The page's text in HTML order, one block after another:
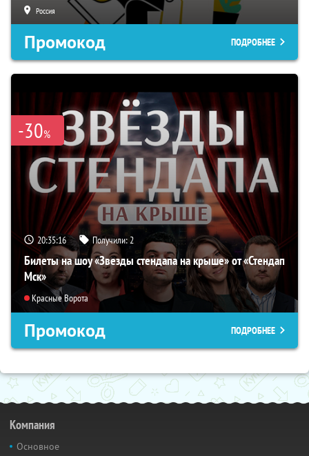
Россия
Промокод ПОДРОБНЕЕ
-30%
20:35:15 Получили:2
Билеты на шоу «Звезды стендапа на крыше» от «Стендап
Мск»
Красные Ворота
Промокод ПОДРОБНЕЕ
Компания
Основное